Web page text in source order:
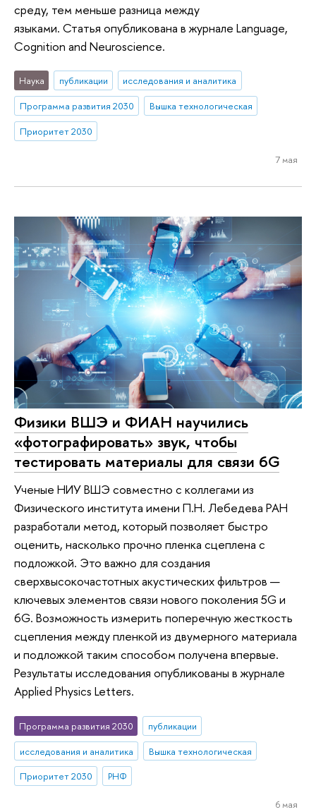
среду, тем меньше разница между
языками. Статья опубликована в журнале Language,
Cognition and Neuroscience.
Наука публикации
исследования и аналитика
Программа развития 2030
Вышка технологическая
Приоритет 2030
7 мая
Физики ВШЭ и ФИАН научились
«фотографировать» звук, чтобы
тестировать материалы для связи 6G
Ученые НИУ ВШЭ совместно с коллегами из
Физического института имени П.Н. Лебедева РАН
разработали метод, который позволяет быстро
оценить, насколько прочно пленка сцеплена с
подложкой. Это важно для создания
сверхвысокочастотных акустических фильтров —
ключевых элементов связи нового поколения 5G и
6G. Возможность измерить поперечную жесткость
сцепления между пленкой из двумерного материала
и подложкой таким способом получена впервые.
Результаты исследования опубликованы в журнале
Applied Physics Letters.
Программа развития 2030
публикации
исследования и аналитика
Вышка технологическая
Приоритет 2030
РНФ
6 мая